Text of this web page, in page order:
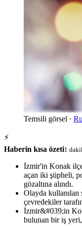
Temsili görsel ·
⚡
Haberin kısa özeti1
İzmir'in Konak
açan iki şüpheli,
gözaltına alındı.
Olayda kullanılan
çevredekiler
İzmir&#039;in
bulunan bir iş